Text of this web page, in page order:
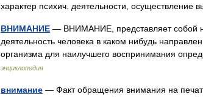
характер психич. деятельности,
ВНИМАНИЕ — ВНИМАНИЕ, представляет собой
деятельность человека в каком нибудь
организма для наилучшего воспринимания
энциклопедия
внимание — Факт обращения внимания на